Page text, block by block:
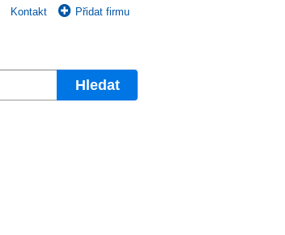
Kontakt Přidat firmu
Hledat